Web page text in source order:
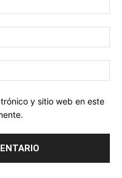
y sitio web en este